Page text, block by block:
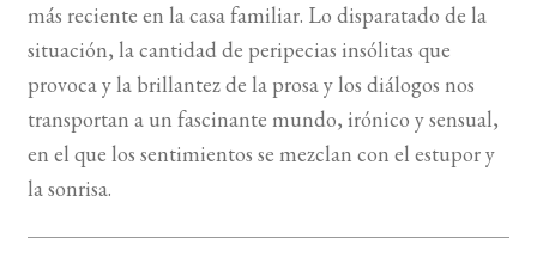
más reciente en la casa familiar. Lo disparatado de la
situación, la cantidad de peripecias insólitas que
provoca y la brillantez de la prosa y los diálogos nos
transportan a un fascinante mundo, irónico y sensual,
en el que los sentimientos se mezclan con el estupor y
la sonrisa.